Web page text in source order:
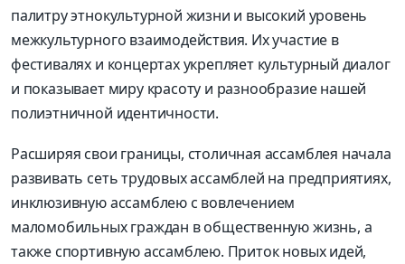
палитру этнокультурной жизни и высокий уровень
межкультурного взаимодействия. Их участие в
фестивалях и концертах укрепляет культурный диалог
и показывает миру красоту и разнообразие нашей
полиэтничной идентичности.
Расширяя свои границы, столичная ассамблея начала
развивать сеть трудовых ассамблей на предприятиях,
инклюзивную ассамблею с вовлечением
маломобильных граждан в общественную жизнь, а
также спортивную ассамблею. Приток новых идей,